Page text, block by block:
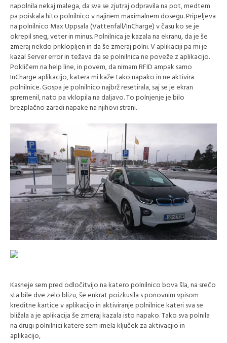
napolnila nekaj malega, da sva se zjutraj odpravila na pot, medtem
pa poiskala hito polnilnico v najinem maximalnem dosegu. Pripeljeva
na polnilnico Max Uppsala (Vattenfall/InCharge) v času ko se je
okrepil sneg, veter in minus. Polnilnica je kazala na ekranu, da je še
zmeraj nekdo priklopljen in da še zmeraj polni. V aplikaciji pa mi je
kazal Server error in težava da se polnilnica ne poveže z aplikacijo.
Pokličem na help line, in povem, da nimam RFID ampak samo
InCharge aplikacijo, katera mi kaže tako napako in ne aktivira
polnilnice. Gospa je polnilnico najbrž resetirala, saj se je ekran
spremenil, nato pa vklopila na daljavo. To polnjenje je bilo
brezplačno zaradi napake na njihovi strani.
Kasneje sem pred odločitvijo na katero polnilnico bova šla, na srečo
sta bile dve zelo blizu, še enkrat poizkusila s ponovnim vpisom
kreditne kartice v aplikacijo in aktiviranje polnilnice kateri sva se
bližala a je aplikacija še zmeraj kazala isto napako. Tako sva polnila
na drugi polnilnici katere sem imela ključek za aktivacjio in
aplikacijo,